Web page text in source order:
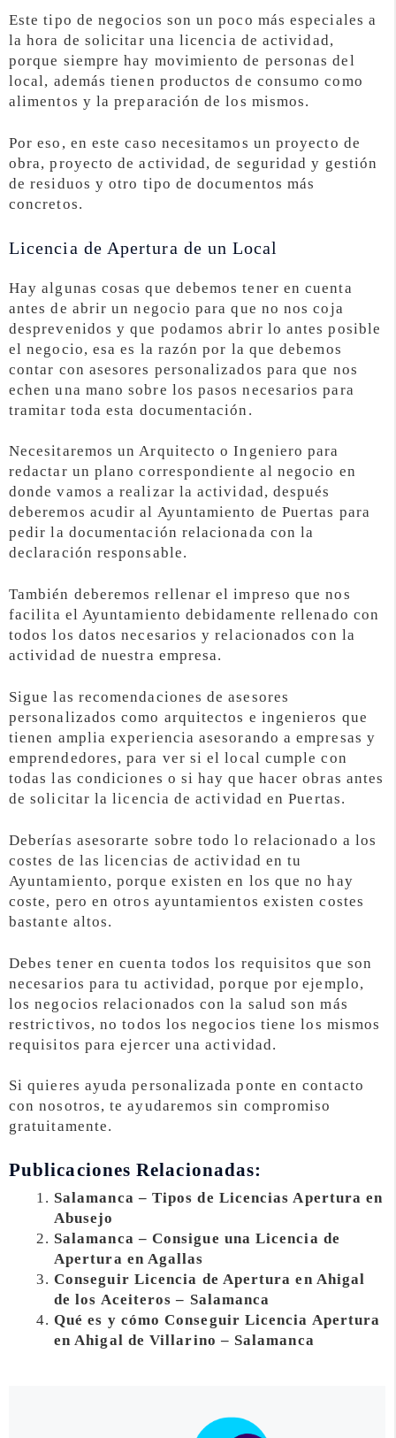
Este tipo de negocios son un poco más especiales a
la hora de solicitar una licencia de actividad,
porque siempre hay movimiento de personas del
local, además tienen productos de consumo como
alimentos y la preparación de los mismos.
Por eso, en este caso necesitamos un proyecto de
obra, proyecto de actividad, de seguridad y gestión
de residuos y otro tipo de documentos más
concretos.
Licencia de Apertura de un Local
Hay algunas cosas que debemos tener en cuenta
antes de abrir un negocio para que no nos coja
desprevenidos y que podamos abrir lo antes posible
el negocio, esa es la razón por la que debemos
contar con asesores personalizados para que nos
echen una mano sobre los pasos necesarios para
tramitar toda esta documentación.
Necesitaremos un Arquitecto o Ingeniero para
redactar un plano correspondiente al negocio en
donde vamos a realizar la actividad, después
deberemos acudir al Ayuntamiento de Puertas para
pedir la documentación relacionada con la
declaración responsable.
También deberemos rellenar el impreso que nos
facilita el Ayuntamiento debidamente rellenado con
todos los datos necesarios y relacionados con la
actividad de nuestra empresa.
Sigue las recomendaciones de asesores
personalizados como arquitectos e ingenieros que
tienen amplia experiencia asesorando a empresas y
emprendedores, para ver si el local cumple con
todas las condiciones o si hay que hacer obras antes
de solicitar la licencia de actividad en Puertas.
Deberías asesorarte sobre todo lo relacionado a los
costes de las licencias de actividad en tu
Ayuntamiento, porque existen en los que no hay
coste, pero en otros ayuntamientos existen costes
bastante altos.
Debes tener en cuenta todos los requisitos que son
necesarios para tu actividad, porque por ejemplo,
los negocios relacionados con la salud son más
restrictivos, no todos los negocios tiene los mismos
requisitos para ejercer una actividad.
Si quieres ayuda personalizada ponte en contacto
con nosotros, te ayudaremos sin compromiso
gratuitamente.
Publicaciones Relacionadas:
Salamanca – Tipos de Licencias Apertura en
Abusejo
Salamanca – Consigue una Licencia de
Apertura en Agallas
Conseguir Licencia de Apertura en Ahigal
de los Aceiteros – Salamanca
Qué es y cómo Conseguir Licencia Apertura
en Ahigal de Villarino – Salamanca